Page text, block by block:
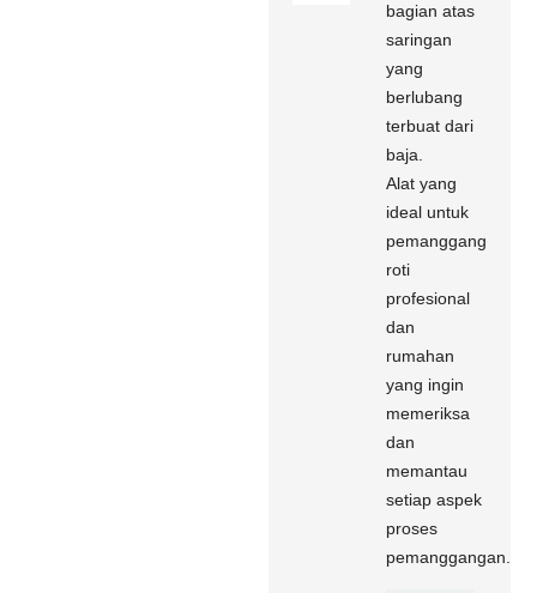
bagian atas
saringan
yang
berlubang
terbuat dari
baja.
Alat yang
ideal untuk
pemanggang
roti
profesional
dan
rumahan
yang ingin
memeriksa
dan
memantau
setiap aspek
proses
pemanggangan.